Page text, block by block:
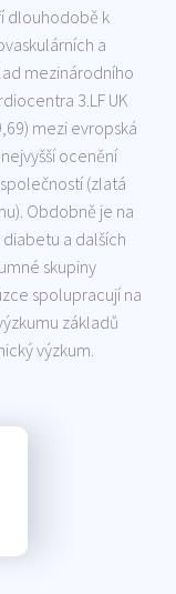
dlouhodobě k
a
mezinárodního
3.LF UK
mezi evropská
ocenění
(zlatá
Obdobně je na
a dalších
skupiny
spolupracují na
základů
výzkum.